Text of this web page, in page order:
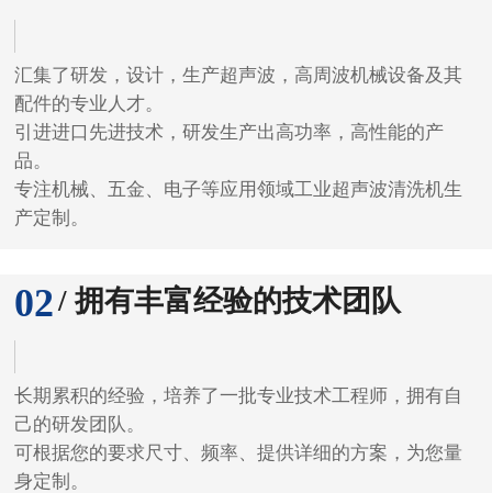
汇集了研发，设计，生产超声波，高周波机械设备及其
配件的专业人才。
引进进口先进技术，研发生产出高功率，高性能的产
品。
专注机械、五金、电子等应用领域工业超声波清洗机生
产定制。
02/ 拥有丰富经验的技术团队
长期累积的经验，培养了一批专业技术工程师，拥有自
己的研发团队。
可根据您的要求尺寸、频率、提供详细的方案，为您量
身定制。